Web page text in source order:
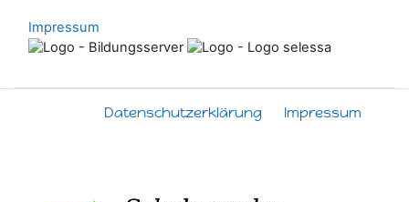
Impressum
Datenschutzerklärung Impressum